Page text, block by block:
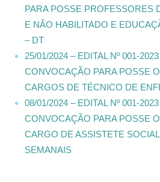
PARA POSSE PROFESSORES
E NÃO HABILITADO E
– DT
25/01/2024 – EDITAL Nº 001-
CONVOCAÇÃO PARA POSSE
CARGOS DE TÉCNICO DE
08/01/2024 – EDITAL Nº 001-
CONVOCAÇÃO PARA POSSE
CARGO DE ASSISTETE
SEMANAIS